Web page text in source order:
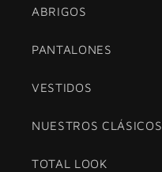
ABRIGOS
PANTALONES
VESTIDOS
NUESTROS CLÁSICOS
TOTAL LOOK